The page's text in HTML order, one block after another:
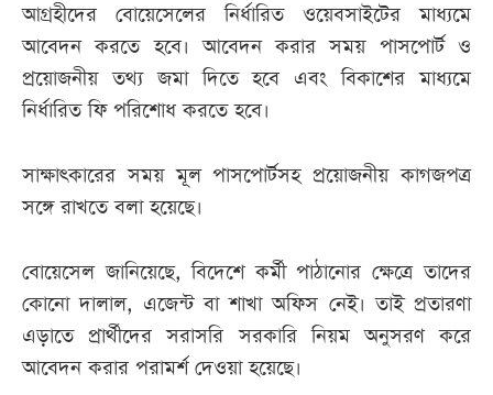
আগ্রহীদের বোয়েসেলের নির্ধারিত ওয়েবসাইটের মাধ্যমে
আবেদন করতে হবে। আবেদন করার সময় পাসপোর্ট ও
প্রয়োজনীয় তথ্য জমা দিতে হবে এবং বিকাশের মাধ্যমে
নির্ধারিত ফি পরিশোধ করতে হবে।
সাক্ষাৎকারের সময় মূল পাসপোর্টসহ প্রয়োজনীয় কাগজপত্র
সঙ্গে রাখতে বলা হয়েছে।
বোয়েসেল জানিয়েছে, বিদেশে কর্মী পাঠানোর ক্ষেত্রে তাদের
কোনো দালাল, এজেন্ট বা শাখা অফিস নেই। তাই প্রতারণা
এড়াতে প্রার্থীদের সরাসরি সরকারি নিয়ম অনুসরণ করে
আবেদন করার পরামর্শ দেওয়া হয়েছে।